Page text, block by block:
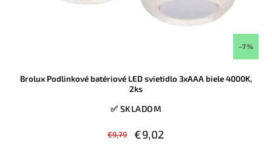
–7 %
Brolux Podlinkové batériové LED svietidlo 3xAAA biele 4000K,
2ks
✅ SKLADOM
€9,79 €9,02